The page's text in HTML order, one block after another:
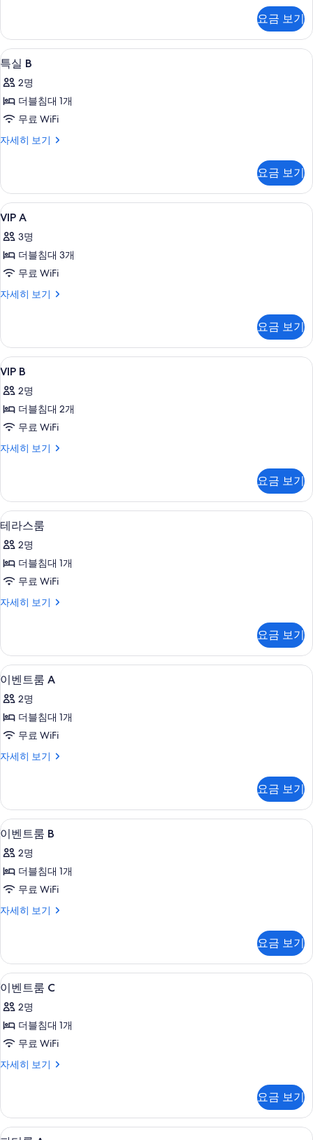
보
기
세
히
보
기
요금 보기
특
실
B
사
진
모
보
기
5
특실 B
2명
더블침대 1개
무료 WiFi
자세히 보기
특
세
히
보
요금 보기
VIP
A
사
진
모
두
4
VIP A
3명
더블침대 3개
무료 WiFi
자세히 보기
VIP
히
보
기
요금 보기
VIP
B
사
진
모
두
9
VIP B
2명
더블침대 2개
무료 WiFi
자세히 보기
VIP
히
보
기
요금 보기
테
라
스
룸
진
두
보
기
9
테라스룸
2명
더블침대 1개
무료 WiFi
자세히 보기
테
자
세
히
보
기
요금 보기
이
벤
트
룸
사
모
두
보
기
이벤트룸 A | 거실 공간 | 평면 TV, 컴퓨
10
이벤트룸 A
2명
더블침대 1개
무료 WiFi
자세히 보기
이
A
자
세
히
보
기
요금 보기
이
벤
트
룸
사
모
두
보
기
이벤트룸 B | 거실 공간 | 평면 TV, 컴퓨터
10
이벤트룸 B
2명
더블침대 1개
무료 WiFi
자세히 보기
이
B
자
세
히
보
기
요금 보기
이
벤
트
룸
사
모
두
이벤트룸 C | 거실 공간 | 평면 TV, 컴퓨
10
이벤트룸 C
2명
더블침대 1개
무료 WiFi
자세히 보기
이
C
자
요금 보기
파